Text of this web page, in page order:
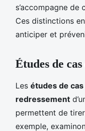
s’accompagne
Ces distinctions
anticiper et
Études de
Les études de cas
redressement
permettent de
exemple,